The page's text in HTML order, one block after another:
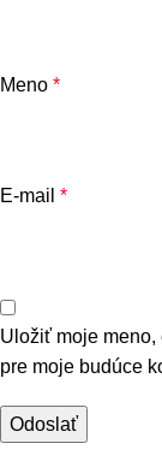
Meno *
E-mail *
Uložiť moje meno,
pre moje budúce